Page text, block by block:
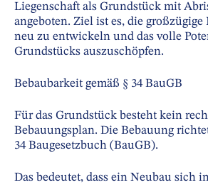
Liegenschaft als Grundstück mit
angeboten. Ziel ist es, die
neu zu entwickeln und das volle
Grundstücks auszuschöpfen.
Bebaubarkeit gemäß § 34 BauGB
Für das Grundstück besteht kein
Bebauungsplan. Die Bebauung
34 Baugesetzbuch (BauGB).
Das bedeutet, dass ein Neubau sich